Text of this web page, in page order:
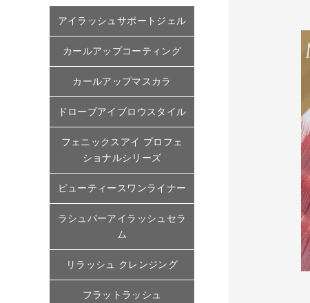
アイラッシュサポートジェル
カールアップコーティング
カールアップマスカラ
ドローブアイブロウスタイル
フェニックスアイ プロフェ
ショナルシリーズ
ビューティースワンライナー
ラシュパーアイラッシュセラ
ム
リラッシュ クレンジング
フラットラッシュ